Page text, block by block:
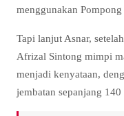
menggunakan
Tapi lanjut Asnar,
Afrizal Sintong mimpi
menjadi kenyataan,
jembatan sepanjang